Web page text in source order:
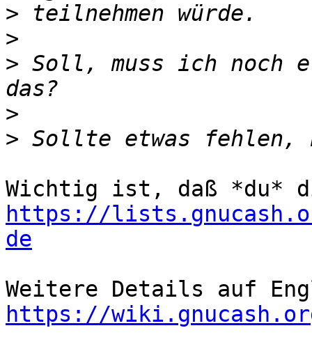
>
>
> Soll, muss ich noch
>
>
https://
de
https://